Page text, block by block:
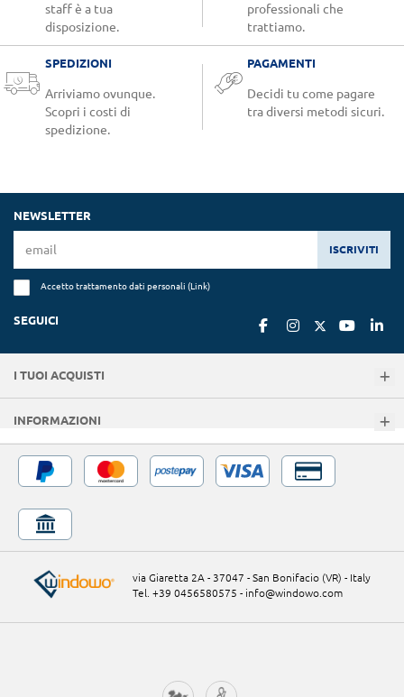
staff è a tua
disposizione.
professionali che
trattiamo.
SPEDIZIONI
Arriviamo ovunque.
Scopri i costi di
spedizione.
PAGAMENTI
Decidi tu come pagare
tra diversi metodi sicuri.
NEWSLETTER
ISCRIVITI
Accetto trattamento dati personali (Link)
SEGUICI
I TUOI ACQUISTI
INFORMAZIONI
via Giaretta 2A - 37047 - San Bonifacio (VR) - Italy
Tel. +39 0456580575 - info@windowo.com